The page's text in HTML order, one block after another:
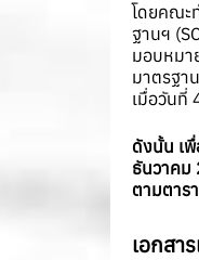
โดยคณะ
ฐานฯ
มอบหมา
มาตรฐา
เมื่อวันที่
ดังนั้น เ
ธันวาคม
ตามตาร
เอกสา